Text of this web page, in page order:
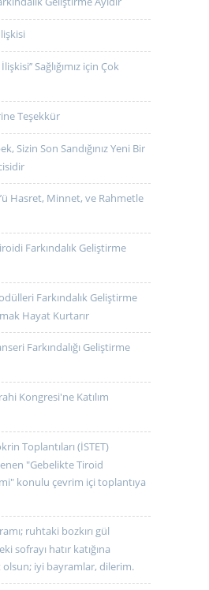
Sağlığımız için Çok
Teşekkür
Sizin Son Sandığınız Yeni Bir
Hasret, Minnet, ve Rahmetle
Farkındalık Geliştirme
Farkındalık Geliştirme
Hayat Kurtarır
Farkındalığı Geliştirme
Kongresi'ne Katılım
Toplantıları (İSTET)
"Gebelikte Tiroid
konulu çevrim içi toplantıya
ruhtaki bozkırı gül
sofrayı hatır katığına
olsun; iyi bayramlar, dilerim.